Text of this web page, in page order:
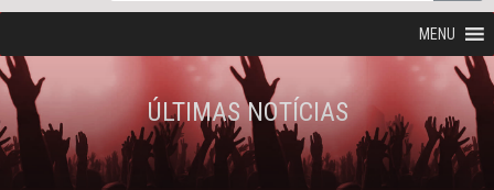
MENU
ÚLTIMAS NOTÍCIAS